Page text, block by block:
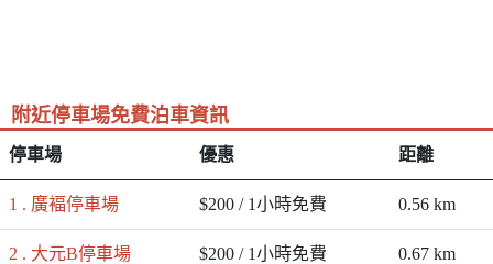
附近停車場免費泊車資訊
停車場 優惠 距離
1 . 廣褔停車場 $200 / 1小時免費 0.56 km
2 . 大元B停車場 $200 / 1小時免費 0.67 km